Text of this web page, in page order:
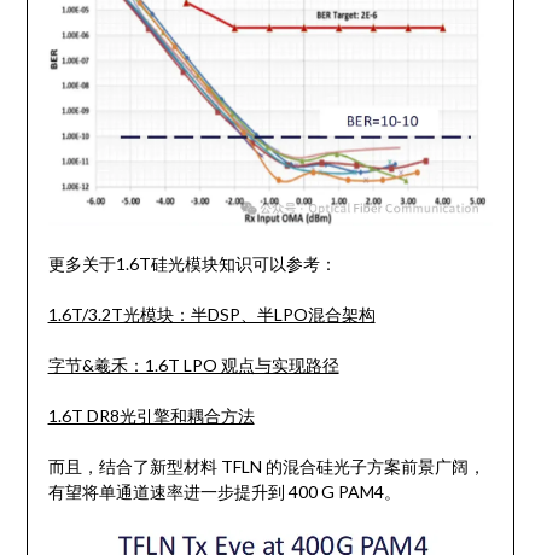
更多关于1.6T硅光模块知识可以参考：
1.6T/3.2T光模块：半DSP、半LPO混合架构
字节&羲禾：1.6T LPO 观点与实现路径
1.6T DR8光引擎和耦合方法
而且，结合了新型材料 TFLN 的混合硅光子方案前景广阔，
有望将单通道速率进一步提升到 400 G PAM4。